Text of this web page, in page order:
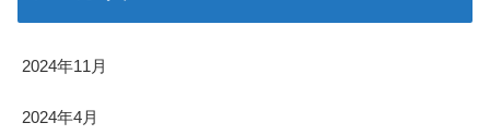
2024年11月
2024年4月